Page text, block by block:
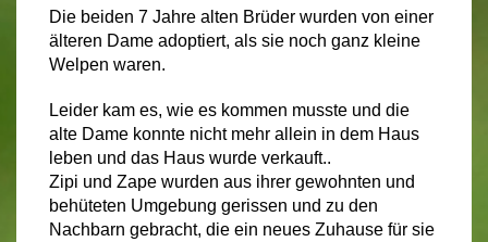
Die beiden 7 Jahre alten Brüder wurden von einer
älteren Dame adoptiert, als sie noch ganz kleine
Welpen waren.
Leider kam es, wie es kommen musste und die
alte Dame konnte nicht mehr allein in dem Haus
leben und das Haus wurde verkauft..
Zipi und Zape wurden aus ihrer gewohnten und
behüteten Umgebung gerissen und zu den
Nachbarn gebracht, die ein neues Zuhause für sie